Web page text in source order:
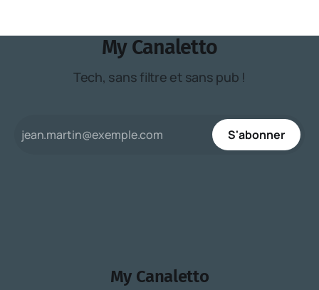
My Canaletto
Tech, sans filtre et sans pub !
S'abonner
My Canaletto